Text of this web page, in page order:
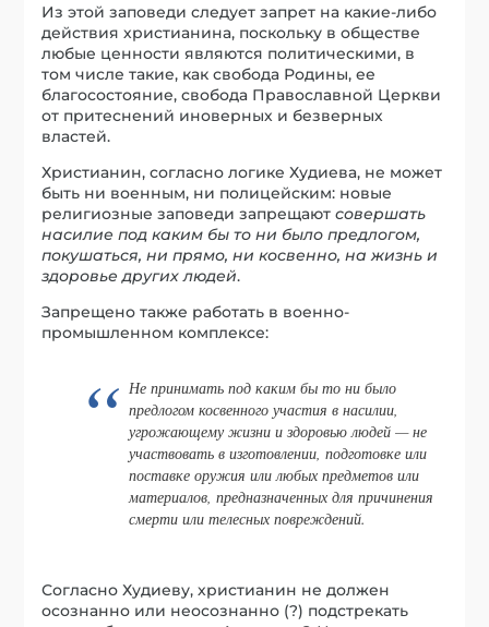
Из этой заповеди следует запрет на какие-либо
действия христианина, поскольку в обществе
любые ценности являются политическими, в
том числе такие, как свобода Родины, ее
благосостояние, свобода Православной Церкви
от притеснений иноверных и безверных
властей.
Христианин, согласно логике Худиева, не может
быть ни военным, ни полицейским: новые
религиозные заповеди запрещаютсовершать
насилие под каким бы то ни было предлогом,
покушаться, ни прямо, ни косвенно, на жизнь и
здоровье других людей.
Запрещено также работать в военно-
промышленном комплексе:
Не принимать под каким бы то ни было
предлогом косвенного участия в насилии,
угрожающему жизни и здоровью людей — не
участвовать в изготовлении, подготовке или
поставке оружия или любых предметов или
материалов, предназначенных для причинения
смерти или телесных повреждений.
Согласно Худиеву, христианин не должен
осознанно или неосознанно (?) подстрекать